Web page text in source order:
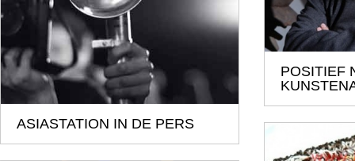
POSITIEF
ASIASTATION IN DE PERS